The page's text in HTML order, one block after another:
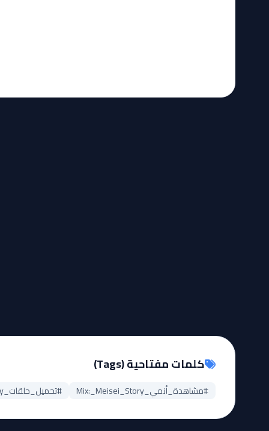
كلمات مفتاحية (Tags)
#مشاهدة_أنمي_Mix:_Meisei_Story #تحميل_حلقات_Mix:_Meisei_Story